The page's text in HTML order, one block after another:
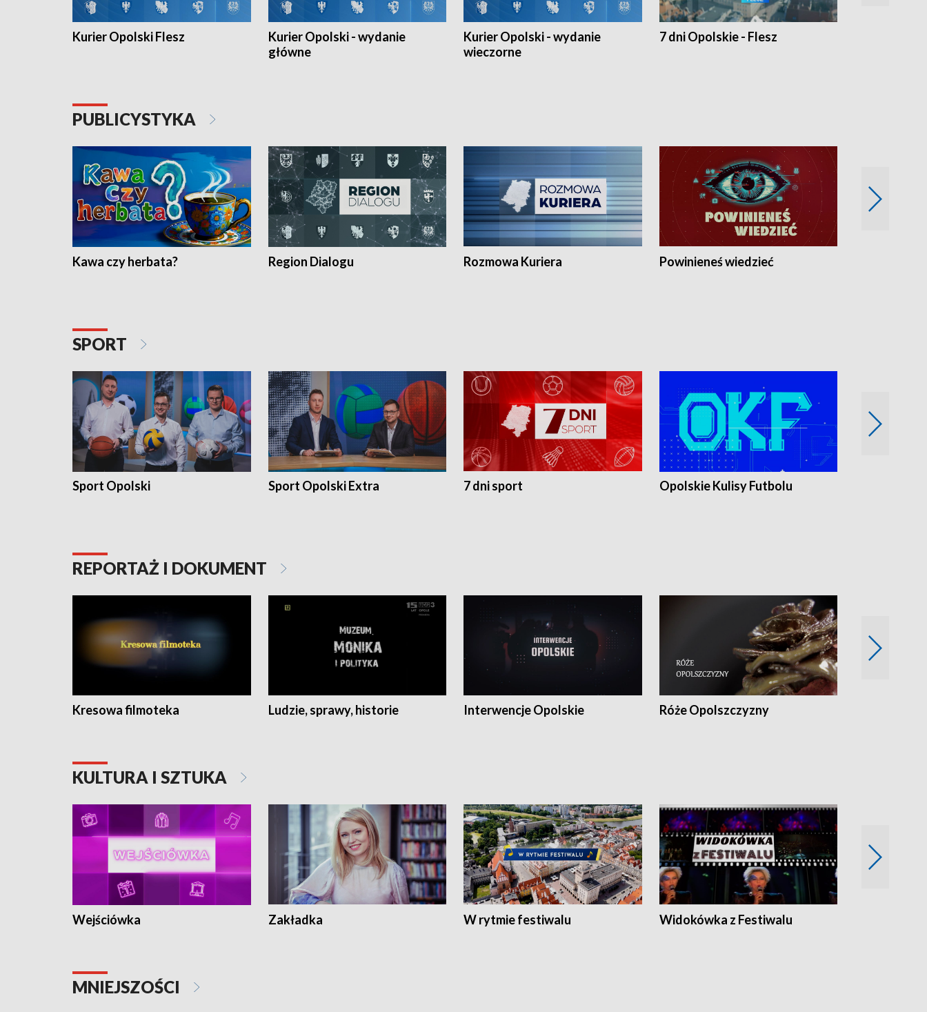
Kurier Opolski Flesz
Kurier Opolski - wydanie
główne
Kurier Opolski - wydanie
wieczorne
7 dni Opolskie - Flesz
PUBLICYSTYKA
Kawa czy herbata? Region Dialogu Rozmowa Kuriera Powinieneś wiedzieć
SPORT
Sport Opolski Sport Opolski Extra 7 dni sport Opolskie Kulisy Futbolu
REPORTAŻ I DOKUMENT
Kresowa filmoteka Ludzie, sprawy, historie Interwencje Opolskie Róże Opolszczyzny
KULTURA I SZTUKA
Wejściówka Zakładka W rytmie festiwalu Widokówka z Festiwalu
MNIEJSZOŚCI